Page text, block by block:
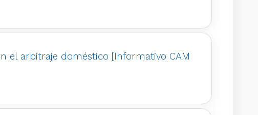
el arbitraje doméstico [Informativo CAM